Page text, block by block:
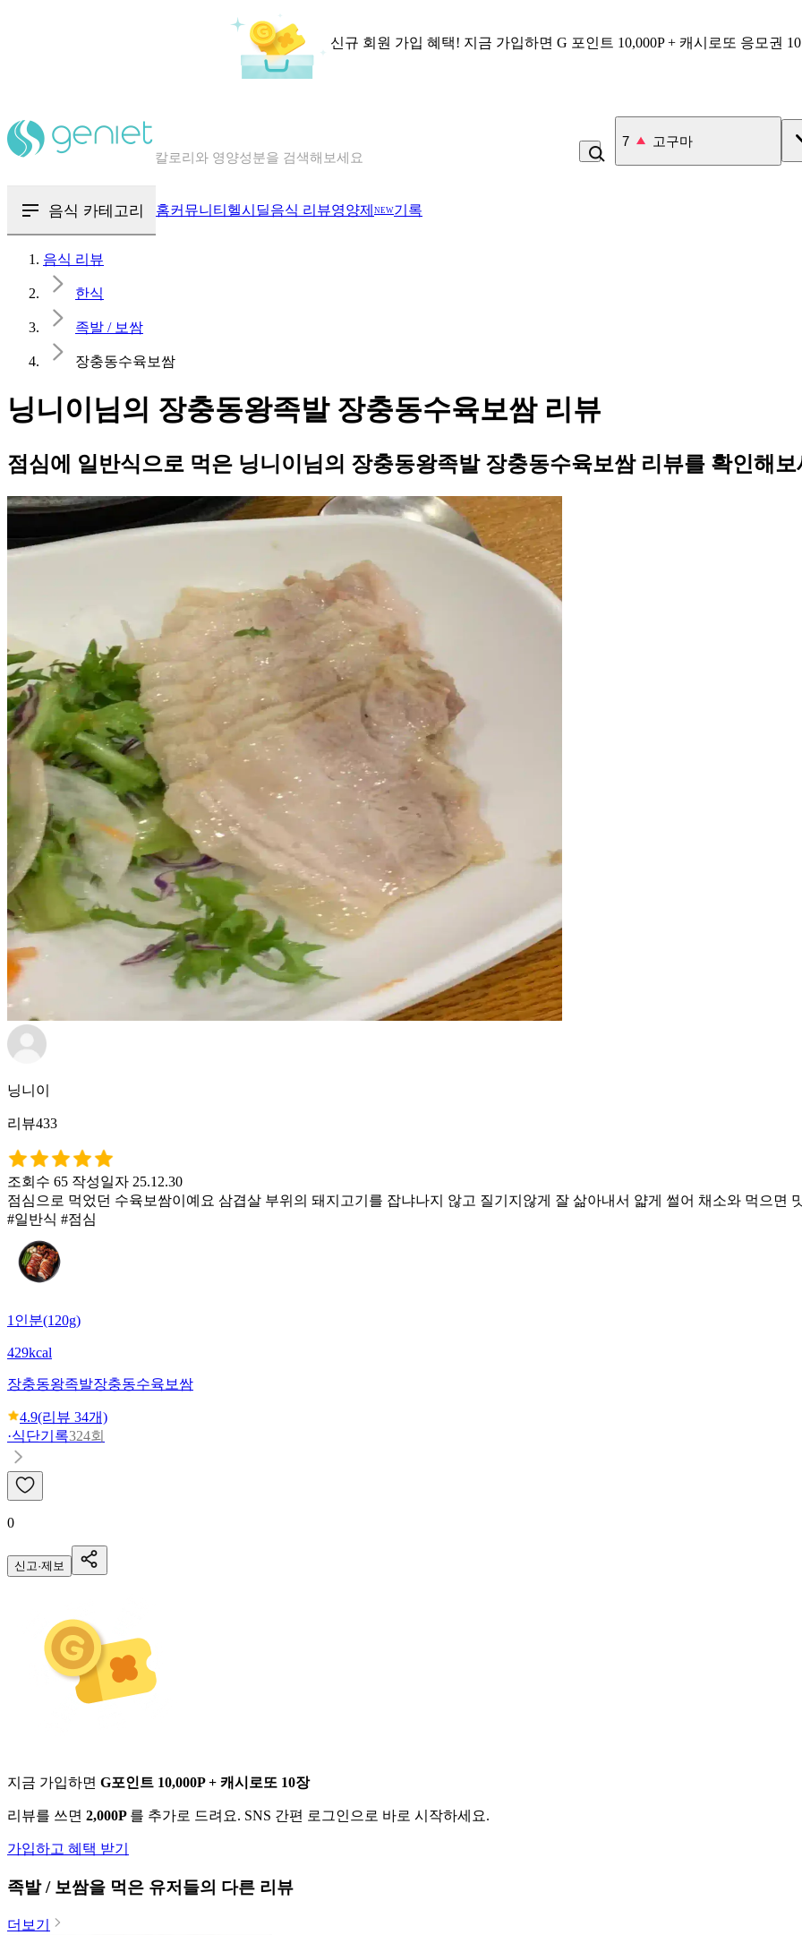
신규 회원 가입 혜택! 지금 가입하면 G 포인트 10,000P + 캐시로또 응모권
혈당 · 다이어트 음식 검색해보세요
7 고구마
음식 카테고리 홈커뮤니티 헬시딜음식 리뷰영양제 NEW기록
음식 리뷰
한식
족발 / 보쌈
장충동수육보쌈
닝니이님의 장충동왕족발 장충동수육보쌈 리뷰
점심에 일반식으로 먹은 닝니이님의 장충동왕족발 장충동수육보쌈 리뷰를 확인해보
닝니이
리뷰433
조회수 65 작성일자 25.12.30
점심으로 먹었던 수육보쌈이예요 삼겹살 부위의 돼지고기를 잡냐나지 않고 질기지않게 잘 삶아내서 얇게 썰어 채소와 먹으면
#일반식 #점심
1인분(120g)
429kcal
장충동왕족발장충동수육보쌈
4.9(리뷰 34개)
·식단기록324회
0
신고·제보
지금 가입하면 G포인트 10,000P + 캐시로또 10장
리뷰를 쓰면 2,000P 를 추가로 드려요. SNS 간편 로그인으로 바로 시작하세요.
가입하고 혜택 받기
족발 / 보쌈을 먹은 유저들의 다른 리뷰
더보기